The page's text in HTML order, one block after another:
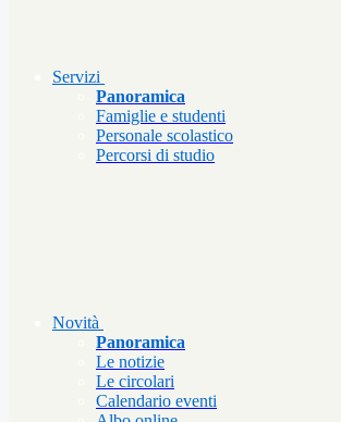
Servizi
Panoramica
Famiglie e studenti
Personale scolastico
Percorsi di studio
Novità
Panoramica
Le notizie
Le circolari
Calendario eventi